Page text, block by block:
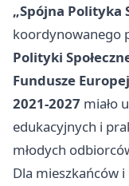
„Spójna Polityka
koordynowanego
Polityki
Fundusze
2021-2027 miało
edukacyjnych i
młodych
Dla mieszkańców